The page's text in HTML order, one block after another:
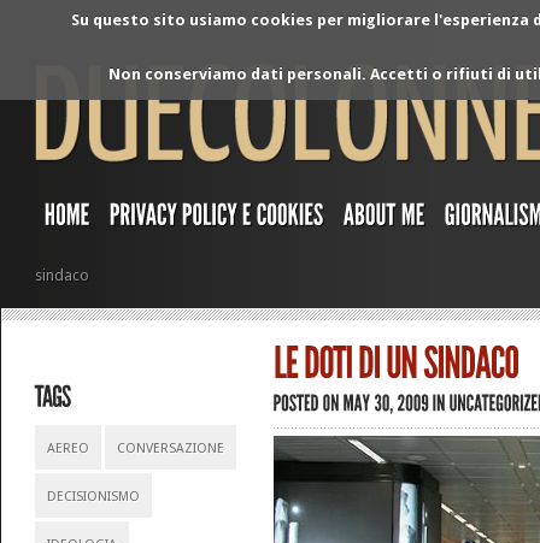
Su questo sito usiamo cookies per migliorare
Non conserviamo dati personali. Accetti o rifiuti di
sindaco
AEREO CONVERSAZIONE
DECISIONISMO